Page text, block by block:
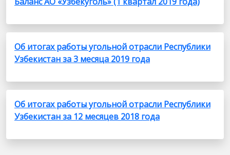
Об итогах работы угольной отрасли Республики
Узбекистан за 3 месяца 2019 года
Об итогах работы угольной отрасли Республики
Узбекистан за 12 месяцев 2018 года